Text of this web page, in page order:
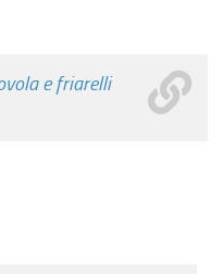
e friarelli